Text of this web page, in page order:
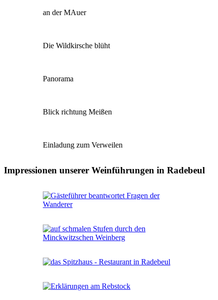
an der MAuer
Die Wildkirsche blüht
Panorama
Blick richtung Meißen
Einladung zum Verweilen
Impressionen unserer Weinführungen in Radebeul